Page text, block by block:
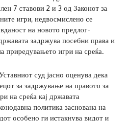
7 ставови 2 и 3 од Законот за
игри, недвосмислено се
на новото предлог-
задржува посебни права и
приредувањето игри на среќа.
суд јасно оценува дека
за задржување на правото за
на среќа кај државата
политика заснована на
особено ги истакнува видот и